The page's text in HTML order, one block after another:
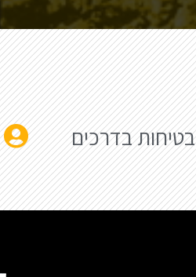
בטיחות בדרכים